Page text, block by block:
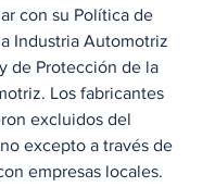
con su Política de
Industria Automotriz
de Protección de la
Los fabricantes
excluidos del
excepto a través de
empresas locales.